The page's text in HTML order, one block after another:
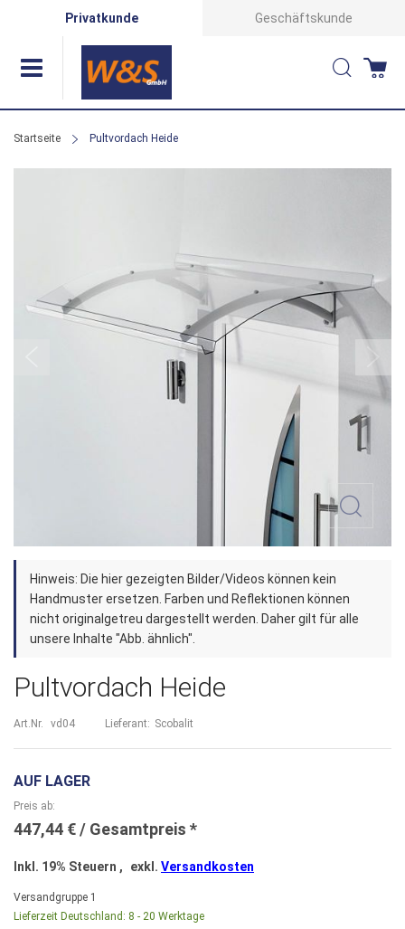
Privatkunde Geschäftskunde
Suche
Startseite Pultvordach Heide
Zum
Anfang
der
Bildergalerie
Hinweis: Die hier gezeigten Bilder/Videos können kein
Handmuster ersetzen. Farben und Reflektionen können
nicht originalgetreu dargestellt werden. Daher gilt für alle
unsere Inhalte "Abb. ähnlich".
Pultvordach Heide
Art.Nr. vd04 Lieferant: Scobalit
AUF LAGER
Preis ab
447,44 €
Inkl. 19% Steuern , exkl. Versandkosten
Versandgruppe 1
Lieferzeit Deutschland: 8 - 20 Werktage